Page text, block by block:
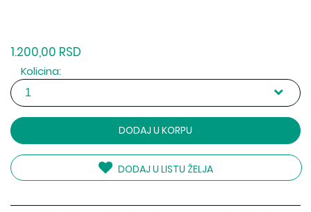
1.200,00 RSD
Kolicina:
DODAJ U KORPU
DODAJ U LISTU ŽELJA